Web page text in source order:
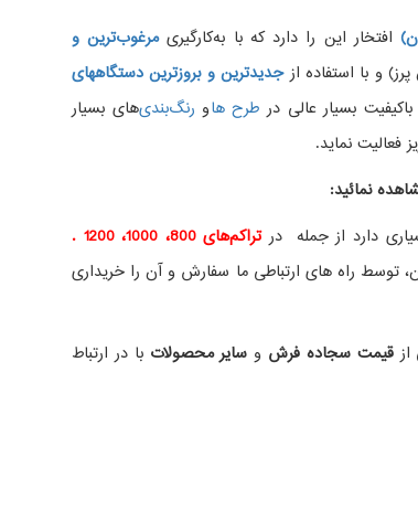
افتخار این را دارد که با به‌کارگیریمرغوب‌ترین و
و با استفاده ازجدیدترین و بروزترین دستگاههای
بسیار عالی در طرح هاو
های بسیار
فعالیت نماید.
نمائید:
دارد از جمله در
تراکم‌های 800، 1000، 1200 .
توسط راه های ارتباطی ما سفارش و آن را خریداری
ازقیمت سجاده فرش و سایر محصولات با در ارتباط